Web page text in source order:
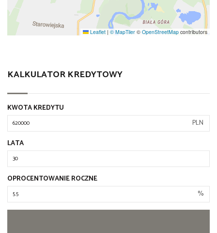
Leaflet | © MapTiler © OpenStreetMap contributors
KALKULATOR KREDYTOWY
KWOTA KREDYTU
PLN
LATA
OPROCENTOWANIE ROCZNE
%